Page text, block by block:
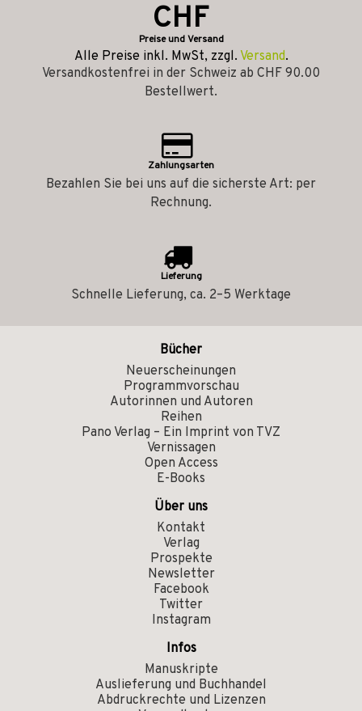
CHF
Preise und Versand
Alle Preise inkl. MwSt, zzgl. Versand.
Versandkostenfrei in der Schweiz ab CHF 90.00
Bestellwert.
Zahlungsarten
Bezahlen Sie bei uns auf die sicherste Art: per
Rechnung.
Lieferung
Schnelle Lieferung, ca. 2–5 Werktage
Bücher
Neuerscheinungen
Programmvorschau
Autorinnen und Autoren
Reihen
Pano Verlag – Ein Imprint von TVZ
Vernissagen
Open Access
E-Books
Über uns
Kontakt
Verlag
Prospekte
Newsletter
Facebook
Twitter
Instagram
Infos
Manuskripte
Auslieferung und Buchhandel
Abdruckrechte und Lizenzen